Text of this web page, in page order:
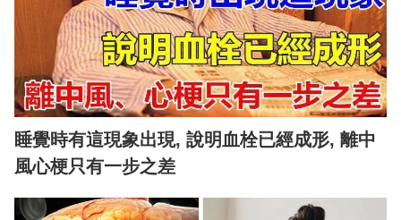
睡覺時有這現象出現, 說明血栓已經成形, 離中
風心梗只有一步之差